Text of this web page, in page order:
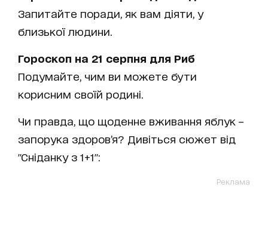
Запитайте поради, як вам діяти, у
близької людини.
Гороскоп на 21 серпня для Риб
Подумайте, чим ви можете бути
корисним своїй родині.
Чи правда, що щоденне вживання яблук –
запорука здоров’я? Дивіться сюжет від
"Сніданку з 1+1":
Реклама